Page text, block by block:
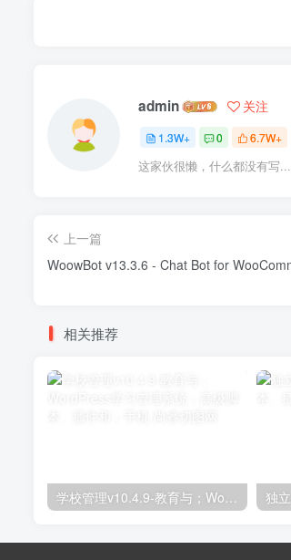
admin 关注
1.3W+ 0 6.7W+
这家伙很懒，什么都没有写...
上一篇
相关推荐
学校管理v10.4.9-教育与；WordPress学习管理系统；高级脚本、插件和；手机